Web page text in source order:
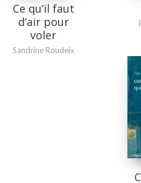
Ce qu’il faut
d’air pour
voler
Sandrine Roudeix